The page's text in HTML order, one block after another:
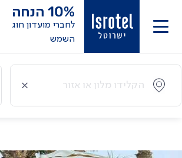
10% הנחה
לחברי מועדון חוג
השמש